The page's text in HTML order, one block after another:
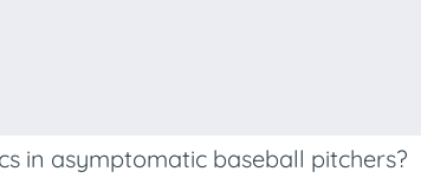
in asymptomatic baseball pitchers?